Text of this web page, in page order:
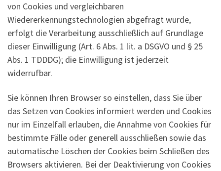
von Cookies und vergleichbaren
Wiedererkennungstechnologien abgefragt wurde,
erfolgt die Verarbeitung ausschließlich auf Grundlage
dieser Einwilligung (Art. 6 Abs. 1 lit. a DSGVO und § 25
Abs. 1 TDDDG); die Einwilligung ist jederzeit
widerrufbar.
Sie können Ihren Browser so einstellen, dass Sie über
das Setzen von Cookies informiert werden und Cookies
nur im Einzelfall erlauben, die Annahme von Cookies für
bestimmte Fälle oder generell ausschließen sowie das
automatische Löschen der Cookies beim Schließen des
Browsers aktivieren. Bei der Deaktivierung von Cookies